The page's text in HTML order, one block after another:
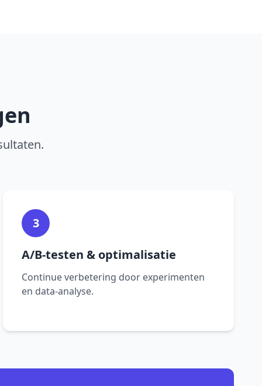
3
A/B-testen & optimalisatie
Continue verbetering door experimenten
en data-analyse.